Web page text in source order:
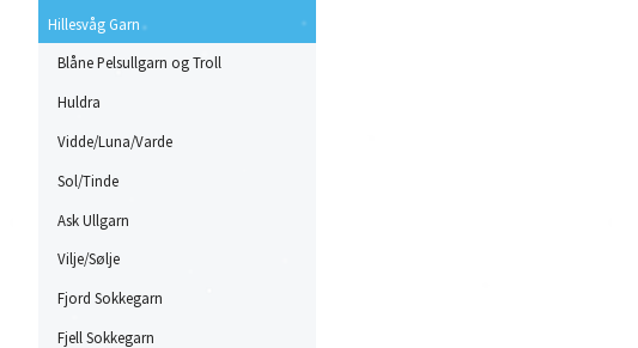
Hillesvåg Garn
Blåne Pelsullgarn og Troll
Huldra
Vidde/Luna/Varde
Sol/Tinde
Ask Ullgarn
Vilje/Sølje
Fjord Sokkegarn
Fjell Sokkegarn